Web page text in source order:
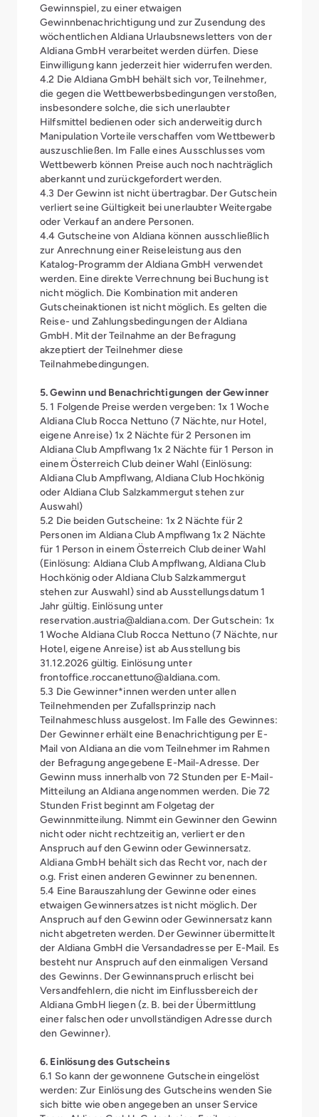
Gewinnspiel, zu einer etwaigen
Gewinnbenachrichtigung und zur Zusendung des
wöchentlichen Aldiana Urlaubsnewsletters von der
Aldiana GmbH verarbeitet werden dürfen. Diese
Einwilligung kann jederzeit hier widerrufen werden.
4.2 Die Aldiana GmbH behält sich vor, Teilnehmer,
die gegen die Wettbewerbsbedingungen verstoßen,
insbesondere solche, die sich unerlaubter
Hilfsmittel bedienen oder sich anderweitig durch
Manipulation Vorteile verschaffen vom Wettbewerb
auszuschließen. Im Falle eines Ausschlusses vom
Wettbewerb können Preise auch noch nachträglich
aberkannt und zurückgefordert werden.
4.3 Der Gewinn ist nicht übertragbar. Der Gutschein
verliert seine Gültigkeit bei unerlaubter Weitergabe
oder Verkauf an andere Personen.
4.4 Gutscheine von Aldiana können ausschließlich
zur Anrechnung einer Reiseleistung aus den
Katalog-Programm der Aldiana GmbH verwendet
werden. Eine direkte Verrechnung bei Buchung ist
nicht möglich. Die Kombination mit anderen
Gutscheinaktionen ist nicht möglich. Es gelten die
Reise- und Zahlungsbedingungen der Aldiana
GmbH. Mit der Teilnahme an der Befragung
akzeptiert der Teilnehmer diese
Teilnahmebedingungen.
5. Gewinn und Benachrichtigungen der Gewinner
5. 1 Folgende Preise werden vergeben: 1x 1 Woche
Aldiana Club Rocca Nettuno (7 Nächte, nur Hotel,
eigene Anreise) 1x 2 Nächte für 2 Personen im
Aldiana Club Ampflwang 1x 2 Nächte für 1 Person in
einem Österreich Club deiner Wahl (Einlösung:
Aldiana Club Ampflwang, Aldiana Club Hochkönig
oder Aldiana Club Salzkammergut stehen zur
Auswahl)
5.2 Die beiden Gutscheine: 1x 2 Nächte für 2
Personen im Aldiana Club Ampflwang 1x 2 Nächte
für 1 Person in einem Österreich Club deiner Wahl
(Einlösung: Aldiana Club Ampflwang, Aldiana Club
Hochkönig oder Aldiana Club Salzkammergut
stehen zur Auswahl) sind ab Ausstellungsdatum 1
Jahr gültig. Einlösung unter
reservation.austria@aldiana.com. Der Gutschein: 1x
1 Woche Aldiana Club Rocca Nettuno (7 Nächte, nur
Hotel, eigene Anreise) ist ab Ausstellung bis
31.12.2026 gültig. Einlösung unter
frontoffice.roccanettuno@aldiana.com.
5.3 Die Gewinner*innen werden unter allen
Teilnehmenden per Zufallsprinzip nach
Teilnahmeschluss ausgelost. Im Falle des Gewinnes:
Der Gewinner erhält eine Benachrichtigung per E-
Mail von Aldiana an die vom Teilnehmer im Rahmen
der Befragung angegebene E-Mail-Adresse. Der
Gewinn muss innerhalb von 72 Stunden per E-Mail-
Mitteilung an Aldiana angenommen werden. Die 72
Stunden Frist beginnt am Folgetag der
Gewinnmitteilung. Nimmt ein Gewinner den Gewinn
nicht oder nicht rechtzeitig an, verliert er den
Anspruch auf den Gewinn oder Gewinnersatz.
Aldiana GmbH behält sich das Recht vor, nach der
o.g. Frist einen anderen Gewinner zu benennen.
5.4 Eine Barauszahlung der Gewinne oder eines
etwaigen Gewinnersatzes ist nicht möglich. Der
Anspruch auf den Gewinn oder Gewinnersatz kann
nicht abgetreten werden. Der Gewinner übermittelt
der Aldiana GmbH die Versandadresse per E-Mail. Es
besteht nur Anspruch auf den einmaligen Versand
des Gewinns. Der Gewinnanspruch erlischt bei
Versandfehlern, die nicht im Einflussbereich der
Aldiana GmbH liegen (z. B. bei der Übermittlung
einer falschen oder unvollständigen Adresse durch
den Gewinner).
6. Einlösung des Gutscheins
6.1 So kann der gewonnene Gutschein eingelöst
werden: Zur Einlösung des Gutscheins wenden Sie
sich bitte wie oben angegeben an unser Service